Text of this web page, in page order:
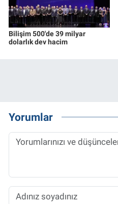
Bilişim 500'de 39 milyar
dolarlık dev hacim
Yorumlar